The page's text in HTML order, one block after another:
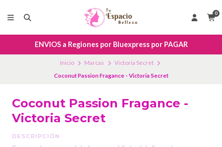
0
ENVIOS a Regiones por Bluexpress por PAGAR
Inicio Marcas
Victoria Secret
Coconut Passion Fragance - Victoria Secret
Coconut Passion Fragance -
Victoria Secret
DESCRIPCIÓN